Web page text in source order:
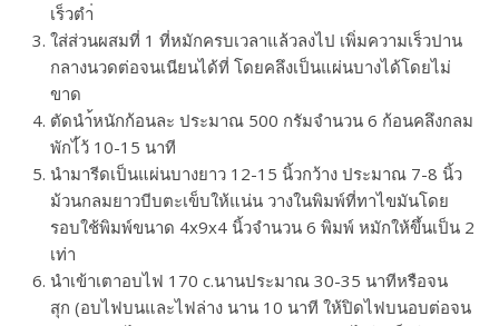
เร็วตำ่
ใส่ส่วนผสมที่ 1 ที่หมักครบเวลาแล้วลงไป เพิ่มความเร็วปาน
กลางนวดต่อจนเนียนได้ที่ โดยคลึงเป็นแผ่นบางได้โดยไม่
ขาด
ตัดนำ้หนักก้อนละ ประมาณ 500 กรัมจำนวน 6 ก้อนคลึงกลม
พักไ้ว้ 10-15 นาที
นำมารีดเป็นแผ่นบางยาว 12-15 นิ้วกว้าง ประมาณ 7-8 นิ้ว
ม้วนกลมยาวบีบตะเข็บให้แน่น วางในพิมพ์ที่ทาไขมันโดย
รอบใช้พิมพ์ขนาด 4x9x4 นิ้วจำนวน 6 พิมพ์ หมักให้ขึ้นเป็น 2
เท่า
นำเข้าเตาอบไฟ 170 c.นานประมาณ 30-35 นาทีหรือจน
สุก (อบไฟบนและไฟล่าง นาน 10 นาที ให้ปิดไฟบนอบต่อจน